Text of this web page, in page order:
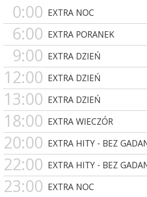
0:00 EXTRA NOC
6:00 EXTRA PORANEK
9:00 EXTRA DZIEŃ
12:00 EXTRA DZIEŃ
13:00 EXTRA DZIEŃ
18:00 EXTRA WIECZÓR
20:00 EXTRA HITY - BEZ
22:00 EXTRA HITY - BEZ
23:00 EXTRA NOC